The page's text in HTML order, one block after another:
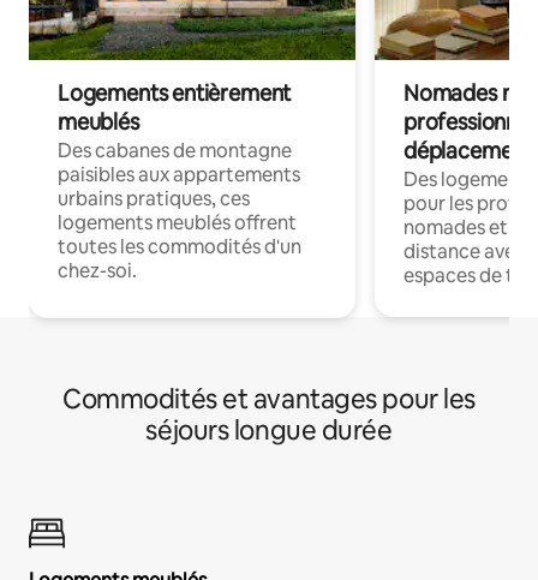
Logements entièrement
meublés
Des cabanes de montagne
paisibles aux appartements
urbains pratiques, ces
logements meublés offrent
toutes les commodités d'un
chez-soi.
Nomades
déplacement
Des
pour les
nomades et
distance avec
espaces de
Commodités et avantages pour les
séjours longue durée